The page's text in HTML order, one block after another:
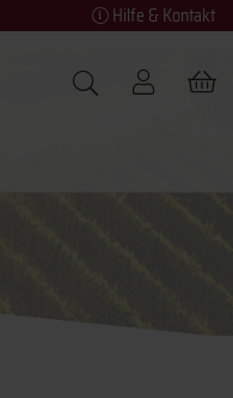
Hilfe & Kontakt